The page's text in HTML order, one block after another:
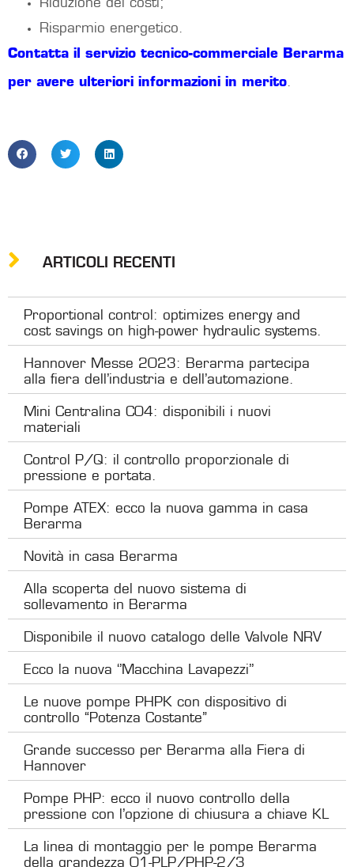
Risparmio energetico.
Contatta il servizio tecnico-commerciale Berarma
per avere ulteriori informazioni in merito
ARTICOLI RECENTI
Proportional control: optimizes energy and
cost savings on high-power hydraulic systems.
Hannover Messe 2023: Berarma partecipa
alla fiera dell’industria e dell’automazione.
Mini Centralina C04: disponibili i nuovi
materiali
Control P/Q: il controllo proporzionale di
pressione e portata.
Pompe ATEX: ecco la nuova gamma in casa
Berarma
Novità in casa Berarma
Alla scoperta del nuovo sistema di
sollevamento in Berarma
Disponibile il nuovo catalogo delle Valvole NRV
Ecco la nuova ‘’Macchina Lavapezzi’’
Le nuove pompe PHPK con dispositivo di
controllo “Potenza Costante”
Grande successo per Berarma alla Fiera di
Hannover
Pompe PHP: ecco il nuovo controllo della
pressione con l’opzione di chiusura a chiave KL
La linea di montaggio per le pompe Berarma
della grandezza 01-PLP/PHP-2/3